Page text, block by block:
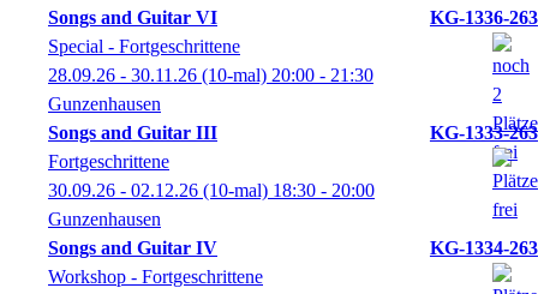
Songs and Guitar VI
KG-1336-263
Special - Fortgeschrittene
28.09.26 - 30.11.26 (10-mal) 20:00 - 21:30
Gunzenhausen
Songs and Guitar III
KG-1333-263
Fortgeschrittene
30.09.26 - 02.12.26 (10-mal) 18:30 - 20:00
Gunzenhausen
Songs and Guitar IV
KG-1334-263
Workshop - Fortgeschrittene